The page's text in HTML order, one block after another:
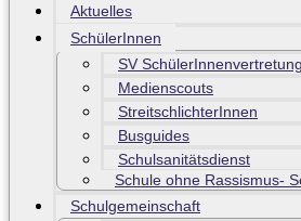
Aktuelles
SchülerInnen
SV SchülerInnenvertretung
Medienscouts
StreitschlichterInnen
Busguides
Schulsanitätsdienst
Schule ohne Rassismus-
Schulgemeinschaft